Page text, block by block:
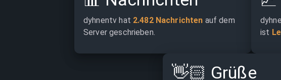
dyhnentv hat 2.482 Nachrichten auf dem
Server geschrieben.
ist
👋🏻 Grüße